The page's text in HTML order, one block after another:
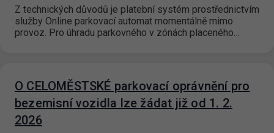
Z technických důvodů je platební systém prostřednictvím
služby Online parkovací automat momentálně mimo
provoz. Pro úhradu parkovného v zónách placeného…
O CELOMĚSTSKÉ parkovací oprávnění pro
bezemisní vozidla lze žádat již od 1. 2.
2026